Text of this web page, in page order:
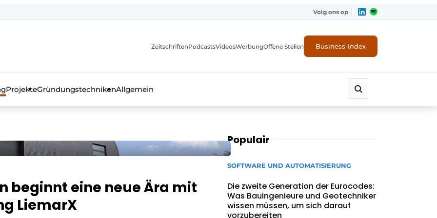
Fachmagazin für die Beton- und Stahlbauindustrie
Volg ons op
ZeitschriftenPodcastsVideosWerbungOffene Stellen Business-Index
ProjekteGründungstechnikenAllgemein
beginnt eine neue Ära mit
LiemarX
Populair
SOFTWARE UND AUTOMATISIERUNG
Die zweite Generation der Eurocodes:
Was Bauingenieure und Geotechniker
wissen müssen, um sich darauf
vorzubereiten